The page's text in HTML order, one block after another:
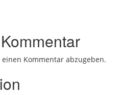
einen Kommentar abzugeben.